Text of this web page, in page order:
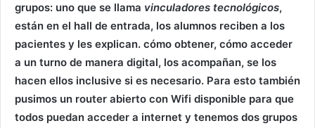
grupos: uno que se llama vinculadores tecnológicos,
están en el hall de entrada, los alumnos reciben a los
pacientes y les explican. cómo obtener, cómo acceder
a un turno de manera digital, los acompañan, se los
hacen ellos inclusive si es necesario. Para esto también
pusimos un router abierto con Wifi disponible para que
todos puedan acceder a internet y tenemos dos grupos